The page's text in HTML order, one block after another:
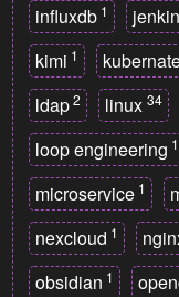
influxdb 1
kimi 1
ldap 2 linux 34
loop engineering 1
microservice 1
nexcloud 1
obsidian 1